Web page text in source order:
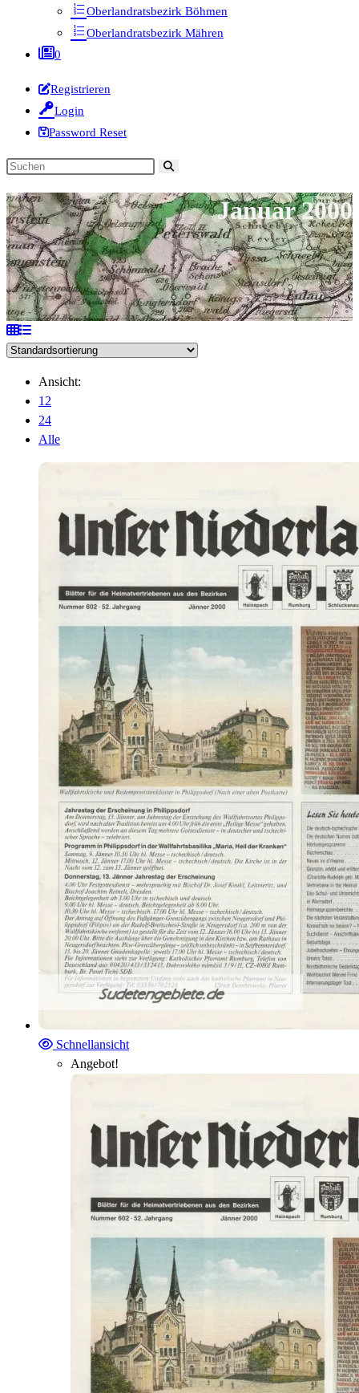
Oberlandratsbezirk Böhmen
Oberlandratsbezirk Mähren
0
Registrieren
Login
Password Reset
Diese
durchsuchen
Januar 2000
Ansicht:
12
24
Alle
Schnellansicht
Angebot!